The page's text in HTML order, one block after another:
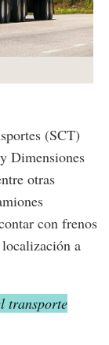
(SCT)
Dimensiones
otras
con frenos
a
transporte